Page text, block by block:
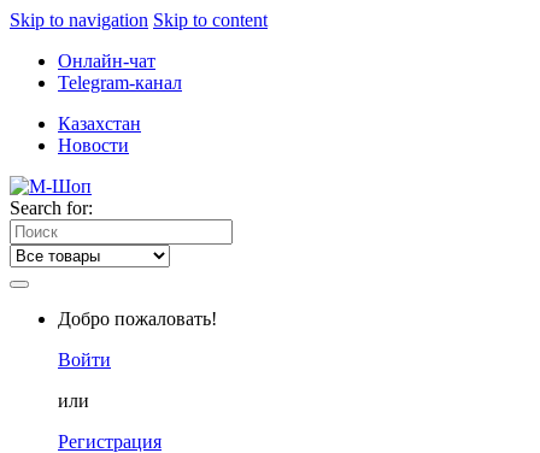
Skip to navigation Skip to content
Онлайн-чат
Telegram-канал
Казахстан
Новости
Search for:
Добро пожаловать!
Войти
или
Регистрация